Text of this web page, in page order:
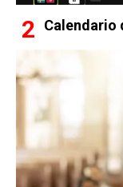
Calendario